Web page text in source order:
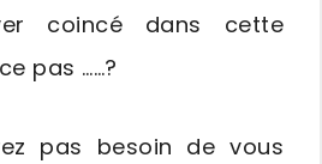
coincé dans cette
pas ……?
pas besoin de vous